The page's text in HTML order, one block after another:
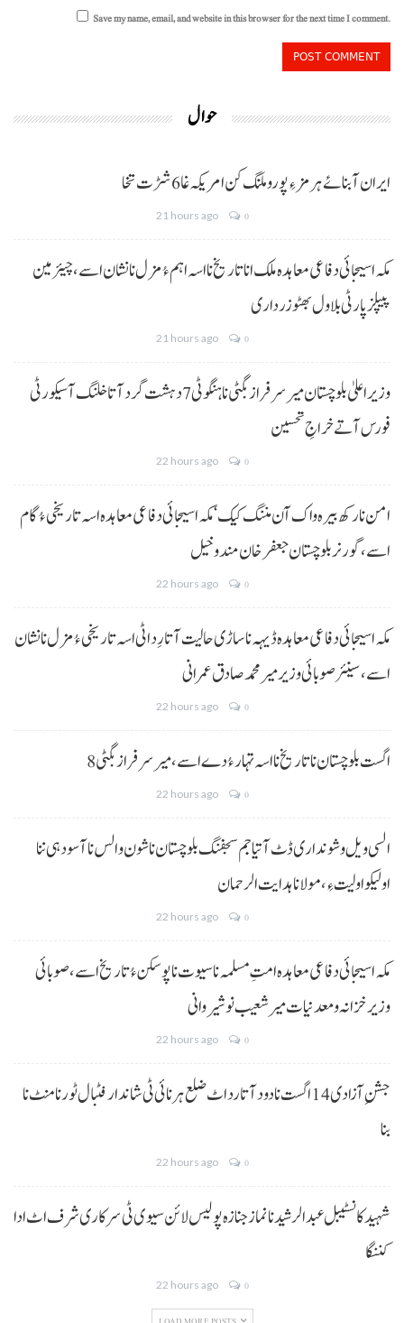
Save my name, email, and website in this browser for the next time I comment.
حوال
ایران آبنائے ہرمز ءِ پورو ملنگ کن امریکہ غا 6 شڑت تخا
21 hours ago 0
مکہ اسیجائی دفاعی معاہدہ ملک انا تاریخ نا اسہ اہم ءُ مزل نا نشان اسے، چیئرمین
پیپلز پارٹی بلاول بھٹو زرداری
21 hours ago 0
وزیراعلیٰ بلوچستان میر سرفراز بگٹی نا ہنگو ٹی 7 دہشت گرد آتا خلنگ آ سیکورٹی
فورس آتے خراجِ تحسین
22 hours ago 0
امن نا رکھ بیرہ واک آن مننگ کیک‘ مکہ اسیجائی دفاعی معاہدہ اسہ تاریخی ءُ گام
اسے،گورنر بلوچستان جعفر خان مندوخیل
22 hours ago 0
مکہ اسیجائی دفاعی معاہدہ ڈیہہ نا ساڑی حالیت آتا رِد اٹی اسہ تاریخی ءُ مزل نا نشان
اسے،سینئر صوبائی وزیر میر محمد صادق عمرانی
22 hours ago 0
8 اگست بلوچستان نا تاریخ نا اسہ تہار ءُ دے اسے، میرسرفراز بگٹی
22 hours ago 0
السی ویل و شونداری ڈٹ آتیا جم سجفنگ بلوچستان نا شون و الس نا آسودہی ننا
اولیکو اولیت ءِ،مولانا ہدایت الرحمان
22 hours ago 0
مکہ اسیجائی دفاعی معاہدہ امتِ مسلمہ نا سیوت نا پوسکن ءُ تاریخ اسے، صوبائی
وزیر خزانہ و معدنیات میر شعیب نوشیروانی
22 hours ago 0
جشنِ آزادی 14 اگست نا دود آتا رد اٹ ضلع ہرنائی ٹی شاندار فٹبال ٹورنامنٹ نا
بنا
22 hours ago 0
شہید کانسٹیبل عبدالرشید نا نماز جنازہ پولیس لائن سیوی ٹی سرکاری شرف اٹ ادا
کننگا
22 hours ago 0